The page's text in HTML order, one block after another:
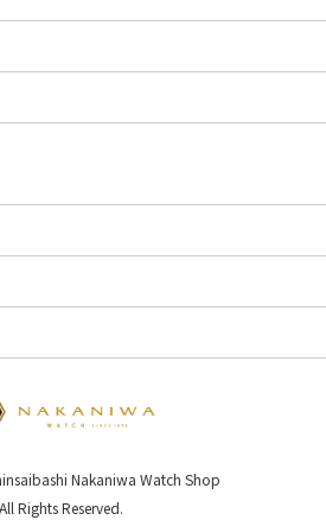
Nakaniwa Watch Shop
All Rights Reserved.